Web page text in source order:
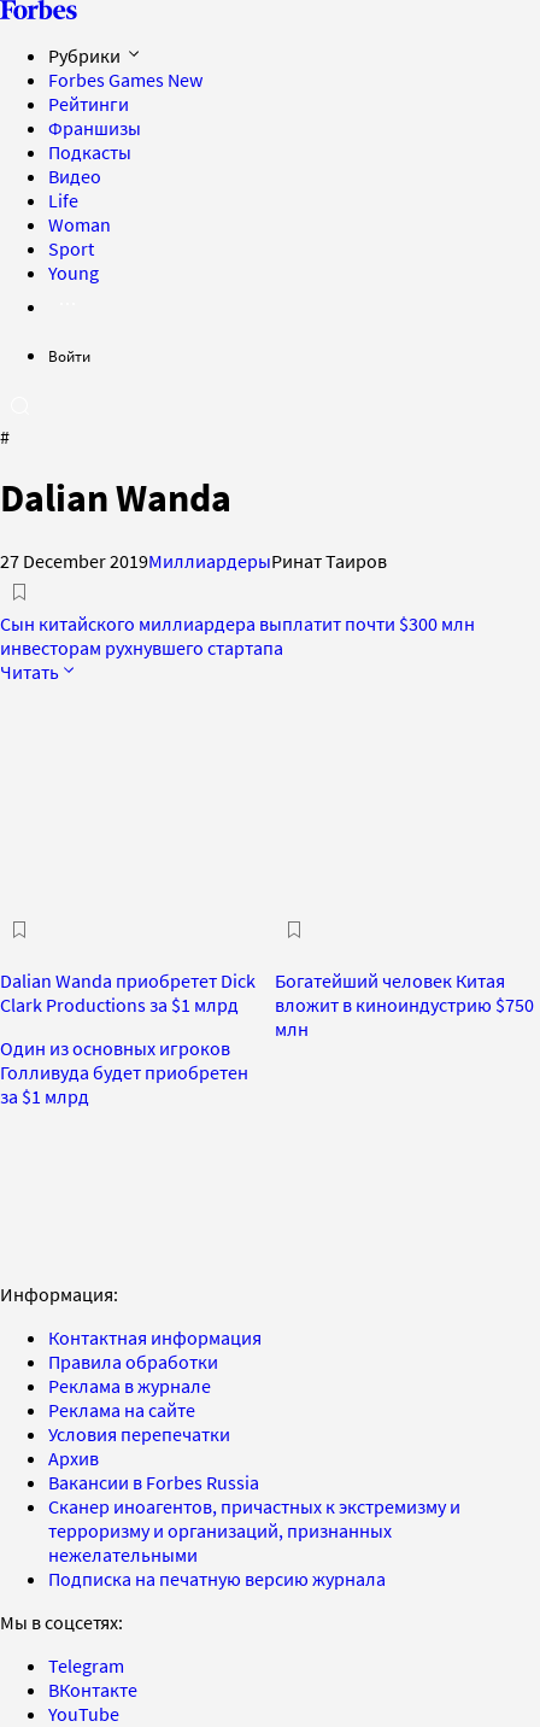
Рубрики
Forbes Games New
Рейтинги
Франшизы
Подкасты
Видео
Life
Woman
Sport
Young
Войти
#
Dalian Wanda
27 December 2019МиллиардерыРинат Таиров
Сын китайского миллиардера выплатит почти $300 млн
инвесторам рухнувшего стартапа
Читать
Dalian Wanda приобретет Dick
Clark Productions за $1 млрд
Один из основных игроков
Голливуда будет приобретен
за $1 млрд
Богатейший человек Китая
вложит в киноиндустрию $750
млн
Информация:
Контактная информация
Правила обработки
Реклама в журнале
Реклама на сайте
Условия перепечатки
Архив
Вакансии в Forbes Russia
Сканер иноагентов, причастных к экстремизму и
терроризму и организаций, признанных
нежелательными
Подписка на печатную версию журнала
Мы в соцсетях:
Telegram
ВКонтакте
YouTube